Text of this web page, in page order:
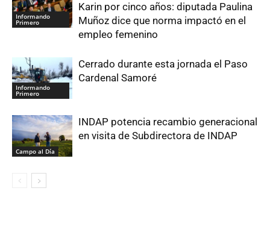
Informando
Primero
Karin por cinco años: diputada Paulina
Muñoz dice que norma impactó en el
empleo femenino
Informando
Primero
Cerrado durante esta jornada el Paso
Cardenal Samoré
Campo al Día
INDAP potencia recambio generacional
en visita de Subdirectora de INDAP